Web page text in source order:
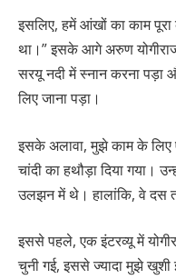
इसलिए, हमें आंखों का काम
था।” इसके आगे अरुण
सरयू नदी में स्नान करना
लिए जाना पड़ा।
इसके अलावा, मुझे काम के लिए
चांदी का हथौड़ा दिया गया।
उलझन में थे। हालांकि, वे दस
इससे पहले, एक इंटरव्यू में
चुनी गई, इससे ज्यादा मुझे खुशी